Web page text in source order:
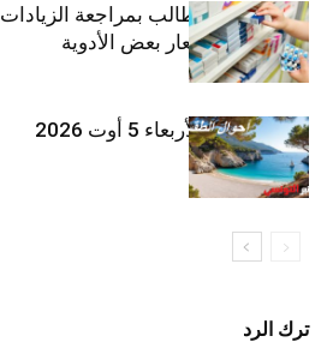
اتحاد الشغل يطالب بمراجعة الزيادات
الأخيرة في أسعار بعض الأدوية
طقس اليوم الأربعاء 5 أوت 2026
ترك الرد